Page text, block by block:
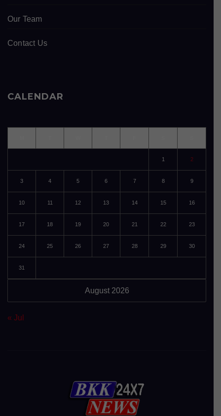
Our Team
Contact Us
CALENDAR
August 2026
1 2
3 4 5 6 7 8 9
10 11 12 13 14 15 16
17 18 19 20 21 22 23
24 25 26 27 28 29 30
31
« Jul